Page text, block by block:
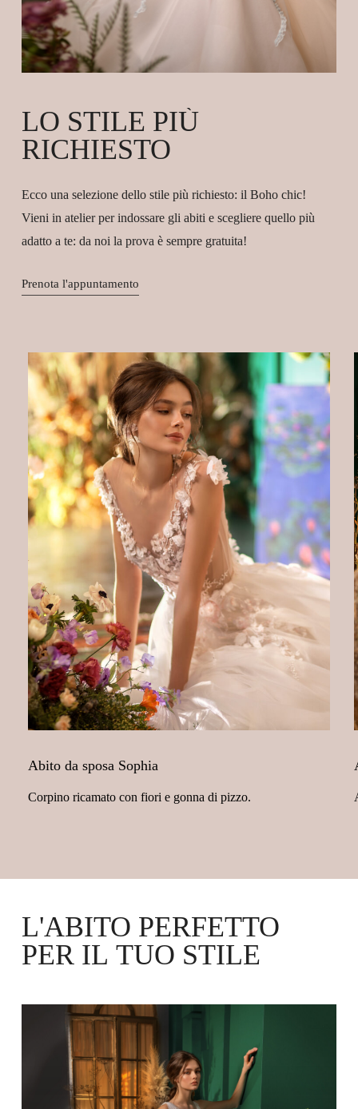
LO STILE PIÙ
RICHIESTO
Ecco una selezione dello stile più richiesto: il Boho chic!
Vieni in atelier per indossare gli abiti e scegliere quello più
adatto a te: da noi la prova è sempre gratuita!
Prenota l'appuntamento
Abito da sposa Sophia
Corpino ricamato con fiori e gonna di pizzo.
L'ABITO PERFETTO
PER IL TUO STILE